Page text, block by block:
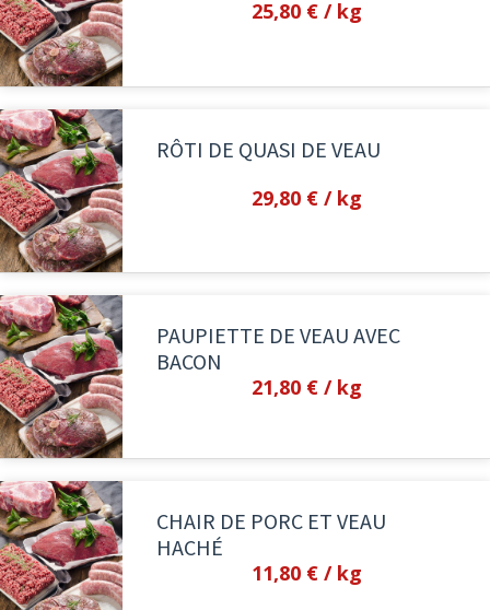
25,80 €/ kg
RÔTI DE QUASI DE VEAU
29,80 €/ kg
PAUPIETTE DE VEAU AVEC
BACON
21,80 €/ kg
CHAIR DE PORC ET VEAU
HACHÉ
11,80 €/ kg